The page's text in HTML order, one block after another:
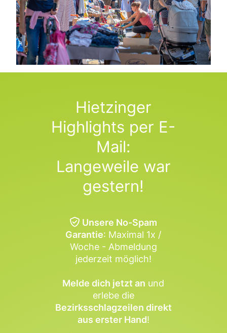
Hietzinger
Highlights per E-
Mail:
Langeweile war
gestern!
Unsere No-Spam
Garantie: Maximal 1x /
Woche - Abmeldung
jederzeit möglich!
Melde dich jetzt an und
erlebe die
Bezirksschlagzeilen direkt
aus erster Hand!